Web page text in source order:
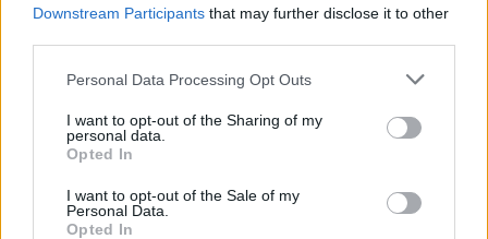
Downstream Participants that may further disclose it to other
Personal Data Processing Opt Outs
I want to opt-out of the Sharing of my
personal data.
Opted In
I want to opt-out of the Sale of my
Personal Data.
Opted In
Komentaras